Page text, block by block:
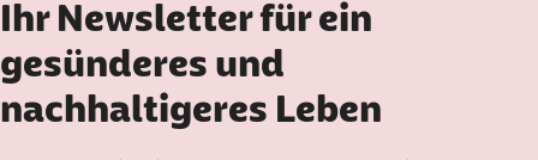
Ihr Newsletter für ein
gesünderes und
nachhaltigeres Leben